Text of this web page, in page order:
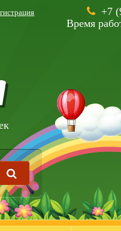
+7
Время